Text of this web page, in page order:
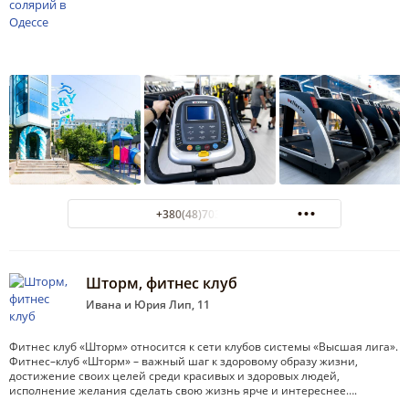
+380(48)703-92-99
Шторм, фитнес клуб
Ивана и Юрия Лип, 11
Фитнес клуб «Шторм» относится к сети клубов системы «Высшая лига».
Фитнес–клуб «Шторм» – важный шаг к здоровому образу жизни,
достижение своих целей среди красивых и здоровых людей,
исполнение желания сделать свою жизнь ярче и интереснее….